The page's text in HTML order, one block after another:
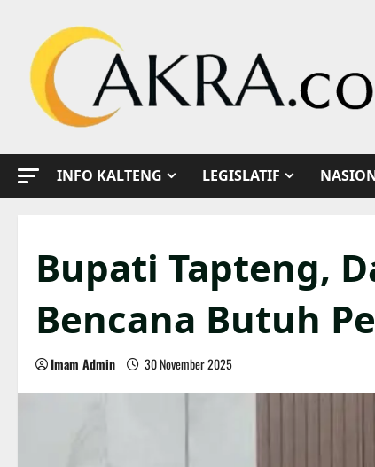
content
INFO KALTENG LEGISLATIF
Bupati Tapteng,
Bencana Butuh
Imam Admin 30 November 2025